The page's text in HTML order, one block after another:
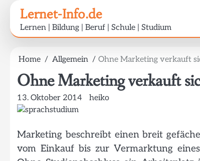
content
Lernet-Info.de
Lernen | Bildung | Beruf | Schule | Studium
Home Allgemein Ohne Marketing verkauft
Ohne Marketing verkauft
13. Oktober 2014 heiko
Marketing beschreibt einen breit
vom Einkauf bis zur Vermarktung